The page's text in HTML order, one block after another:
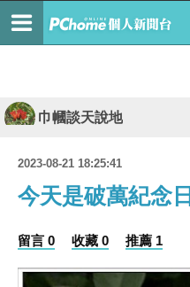
巾幗談天說地
2023-08-21 18:25:41
今天是破萬紀念日
留言 0 收藏 0 推薦 1